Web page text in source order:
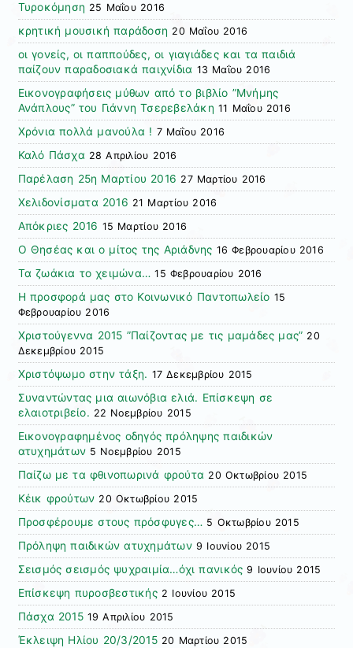
Τυροκόμηση 25 Μαΐου 2016
κρητική μουσική παράδοση 20 Μαΐου 2016
οι γονείς, οι παππούδες, οι γιαγιάδες και τα παιδιά
παίζουν παραδοσιακά παιχνίδια 13 Μαΐου 2016
Εικονογραφήσεις μύθων από το βιβλίο ”Μνήμης
Ανάπλους” του Γιάννη Τσερεβελάκη 11 Μαΐου 2016
Χρόνια πολλά μανούλα ! 7 Μαΐου 2016
Καλό Πάσχα 28 Απριλίου 2016
Παρέλαση 25η Μαρτίου 2016 27 Μαρτίου 2016
Χελιδονίσματα 2016 21 Μαρτίου 2016
Απόκριες 2016 15 Μαρτίου 2016
Ο Θησέας και ο μίτος της Αριάδνης 16 Φεβρουαρίου 2016
Τα ζωάκια το χειμώνα… 15 Φεβρουαρίου 2016
Η προσφορά μας στο Κοινωνικό Παντοπωλείο 15
Φεβρουαρίου 2016
Χριστούγεννα 2015 ”Παίζοντας με τις μαμάδες μας” 20
Δεκεμβρίου 2015
Χριστόψωμο στην τάξη. 17 Δεκεμβρίου 2015
Συναντώντας μια αιωνόβια ελιά. Επίσκεψη σε
ελαιοτριβείο. 22 Νοεμβρίου 2015
Εικονογραφημένος οδηγός πρόληψης παιδικών
ατυχημάτων 5 Νοεμβρίου 2015
Παίζω με τα φθινοπωρινά φρούτα 20 Οκτωβρίου 2015
Κέικ φρούτων 20 Οκτωβρίου 2015
Προσφέρουμε στους πρόσφυγες… 5 Οκτωβρίου 2015
Πρόληψη παιδικών ατυχημάτων 9 Ιουνίου 2015
Σεισμός σεισμός ψυχραιμία…όχι πανικός 9 Ιουνίου 2015
Επίσκεψη πυροσβεστικής 2 Ιουνίου 2015
Πάσχα 2015 19 Απριλίου 2015
Έκλειψη Ηλίου 20/3/2015 20 Μαρτίου 2015